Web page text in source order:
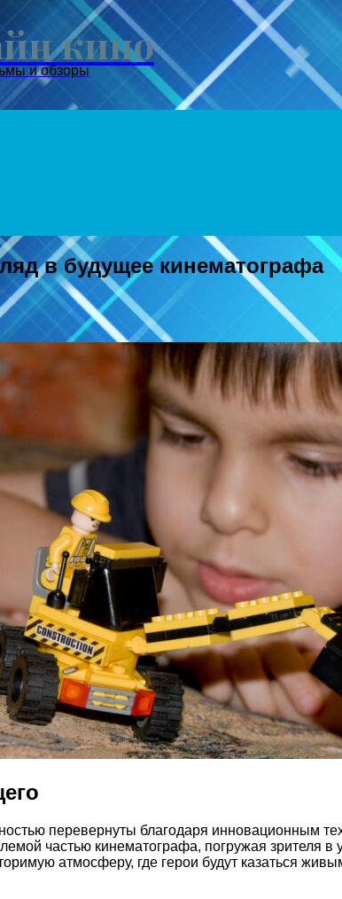
кино
и обзоры
в будущее кинематографа
перевернуты благодаря инновационным
частью кинематографа, погружая зрителя
атмосферу, где герои будут казаться